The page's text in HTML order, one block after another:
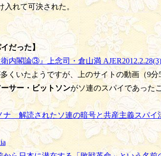
れて可決された。
だった】
内閣論③』上念司・倉山満 AJER2012.2.28(3)
くいたようですが、上のサイトの動画（9
サー・ビットソンがソ連のスパイであった
解読されたソ連の暗号と共産主義スパイ